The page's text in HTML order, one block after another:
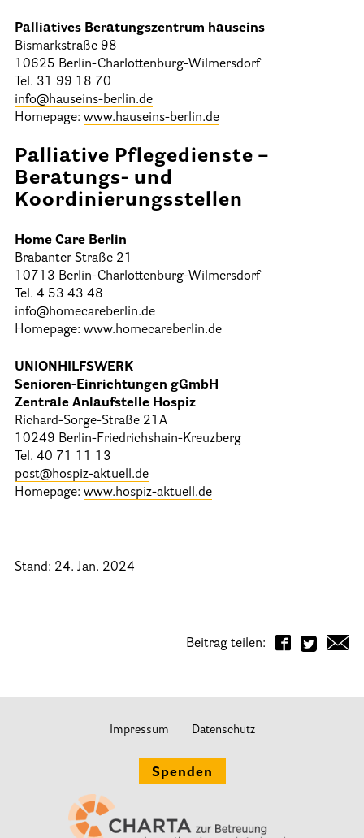
Palliatives Beratungszentrum hauseins
Bismarkstraße 98
10625 Berlin-Charlottenburg-Wilmersdorf
Tel. 31 99 18 70
info@hauseins-berlin.de
Homepage: www.hauseins-berlin.de
Palliative Pflegedienste –
Beratungs- und
Koordinierungsstellen
Home Care Berlin
Brabanter Straße 21
10713 Berlin-Charlottenburg-Wilmersdorf
Tel. 4 53 43 48
info@homecareberlin.de
Homepage: www.homecareberlin.de
UNIONHILFSWERK
Senioren-Einrichtungen gGmbH
Zentrale Anlaufstelle Hospiz
Richard-Sorge-Straße 21A
10249 Berlin-Friedrichshain-Kreuzberg
Tel. 40 71 11 13
post@hospiz-aktuell.de
Homepage: www.hospiz-aktuell.de
Stand: 24. Jan. 2024
Beitrag teilen:
Spenden
Impressum Datenschutz